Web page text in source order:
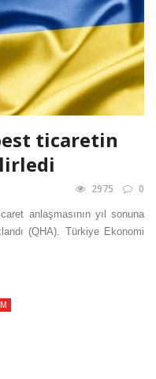
ticaretin
2975 0
anlaşmasının yıl sonuna
(QHA). Türkiye Ekonomi